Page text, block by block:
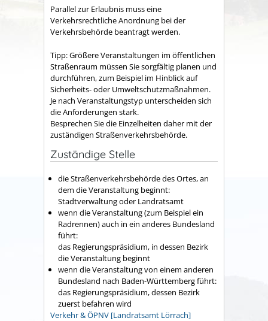
Parallel zur Erlaubnis muss eine
Verkehrsrechtliche Anordnung bei der
Verkehrsbehörde beantragt werden.
Tipp:Größere Veranstaltungen im öffentlichen
Straßenraum müssen Sie sorgfältig planen und
durchführen, zum Beispiel im Hinblick auf
Sicherheits- oder Umweltschutzmaßnahmen.
Je nach Veranstaltungstyp unterscheiden sich
die Anforderungen stark.
Besprechen Sie die Einzelheiten daher mit der
zuständigen Straßenverkehrsbehörde.
Zuständige Stelle
die Straßenverkehrsbehörde des Ortes, an
dem die Veranstaltung beginnt:
Stadtverwaltung oder Landratsamt
wenn die Veranstaltung (zum Beispiel ein
Radrennen) auch in ein anderes Bundesland
führt:
das Regierungspräsidium, in dessen Bezirk
die Veranstaltung beginnt
wenn die Veranstaltung von einem anderen
Bundesland nach Baden-Württemberg führt:
das Regierungspräsidium, dessen Bezirk
zuerst befahren wird
Verkehr & ÖPNV [Landratsamt Lörrach]